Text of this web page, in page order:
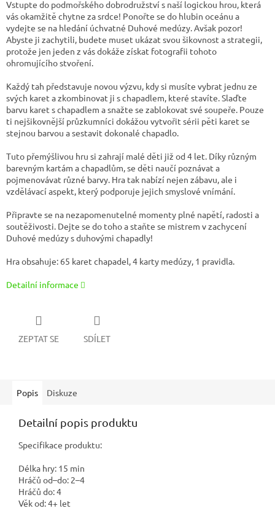
Vstupte do podmořského dobrodružství s naší logickou hrou, která
vás okamžitě chytne za srdce! Ponořte se do hlubin oceánu a
vydejte se na hledání úchvatné Duhové medúzy. Avšak pozor!
Abyste ji zachytili, budete muset ukázat svou šikovnost a strategii,
protože jen jeden z vás dokáže získat fotografii tohoto
ohromujícího stvoření.
Každý tah představuje novou výzvu, kdy si musíte vybrat jednu ze
svých karet a zkombinovat ji s chapadlem, které stavíte. Slaďte
barvu karet s chapadlem a snažte se zablokovat své soupeře. Pouze
ti nejšikovnější průzkumníci dokážou vytvořit sérii pěti karet se
stejnou barvou a sestavit dokonalé chapadlo.
Tuto přemýšlivou hru si zahrají malé děti již od 4 let. Díky různým
barevným kartám a chapadlům, se děti naučí poznávat a
pojmenovávat různé barvy. Hra tak nabízí nejen zábavu, ale i
vzdělávací aspekt, který podporuje jejich smyslové vnímání.
Připravte se na nezapomenutelné momenty plné napětí, radosti a
soutěživosti. Dejte se do toho a staňte se mistrem v zachycení
Duhové medúzy s duhovými chapadly!
Hra obsahuje: 65 karet chapadel, 4 karty medúzy, 1 pravidla.
Detailní informace
ZEPTAT SE SDÍLET
Popis Diskuze
Detailní popis produktu
Specifikace produktu:
Délka hry: 15 min
Hráčů od–do: 2–4
Hráčů do:4
Věk od:4+ let